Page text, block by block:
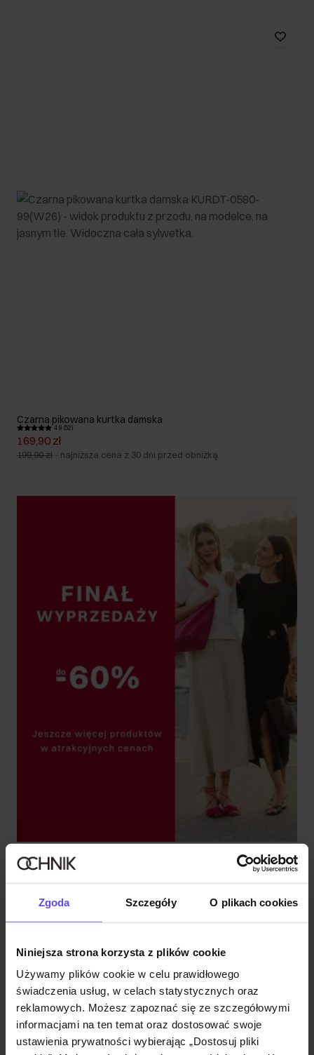
Zgoda Szczegóły O plikach cookies
Niniejsza strona korzysta z plików cookie
Używamy plików cookie w celu prawidłowego
świadczenia usług, w celach statystycznych oraz
reklamowych. Możesz zapoznać się ze szczegółowymi
informacjami na ten temat oraz dostosować swoje
ustawienia prywatności wybierając „Dostosuj pliki
Czarna pikowana kurtka damska
4.9 (52)
169,90 zł
199,90 zł - najniższa cena z 30 dni przed obniżką
FINAŁ WYPRZEDAŻY DO -60%